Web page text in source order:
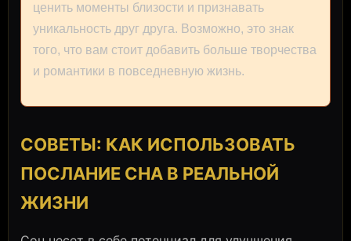
ценить моменты близости и признавать
уникальность друг друга. Возможно, это знак
того, что вам стоит добавить больше творчества
и романтики в повседневную жизнь.
СОВЕТЫ: КАК ИСПОЛЬЗОВАТЬ
ПОСЛАНИЕ СНА В РЕАЛЬНОЙ
ЖИЗНИ